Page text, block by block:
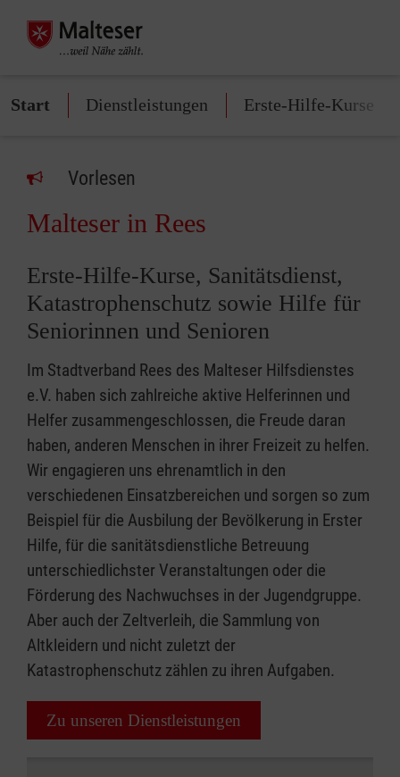
Start Dienstleistungen Erste-Hilfe-Kurse
Vorlesen
Malteser in Rees
Erste-Hilfe-Kurse, Sanitätsdienst,
Katastrophenschutz sowie Hilfe für
Seniorinnen und Senioren
Im Stadtverband Rees des Malteser Hilfsdienstes
e.V. haben sich zahlreiche aktive Helferinnen und
Helfer zusammengeschlossen, die Freude daran
haben, anderen Menschen in ihrer Freizeit zu helfen.
Wir engagieren uns ehrenamtlich in den
verschiedenen Einsatzbereichen und sorgen so zum
Beispiel für die Ausbilung der Bevölkerung in Erster
Hilfe, für die sanitätsdienstliche Betreuung
unterschiedlichster Veranstaltungen oder die
Förderung des Nachwuchses in der Jugendgruppe.
Aber auch der Zeltverleih, die Sammlung von
Altkleidern und nicht zuletzt der
Katastrophenschutz zählen zu ihren Aufgaben.
Zu unseren Dienstleistungen